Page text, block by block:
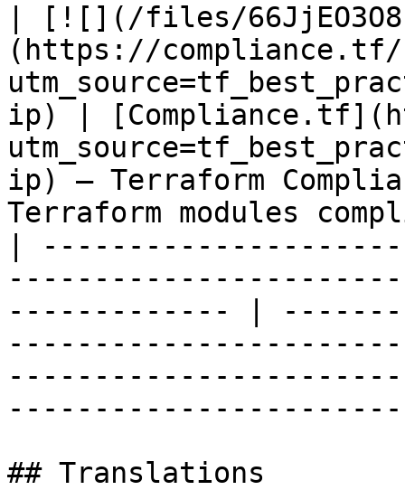
| [![](/files/
(https://compliance.tf/
ip) |
ip) — Terraform
Terraform modules
|
------------- |
## Translations